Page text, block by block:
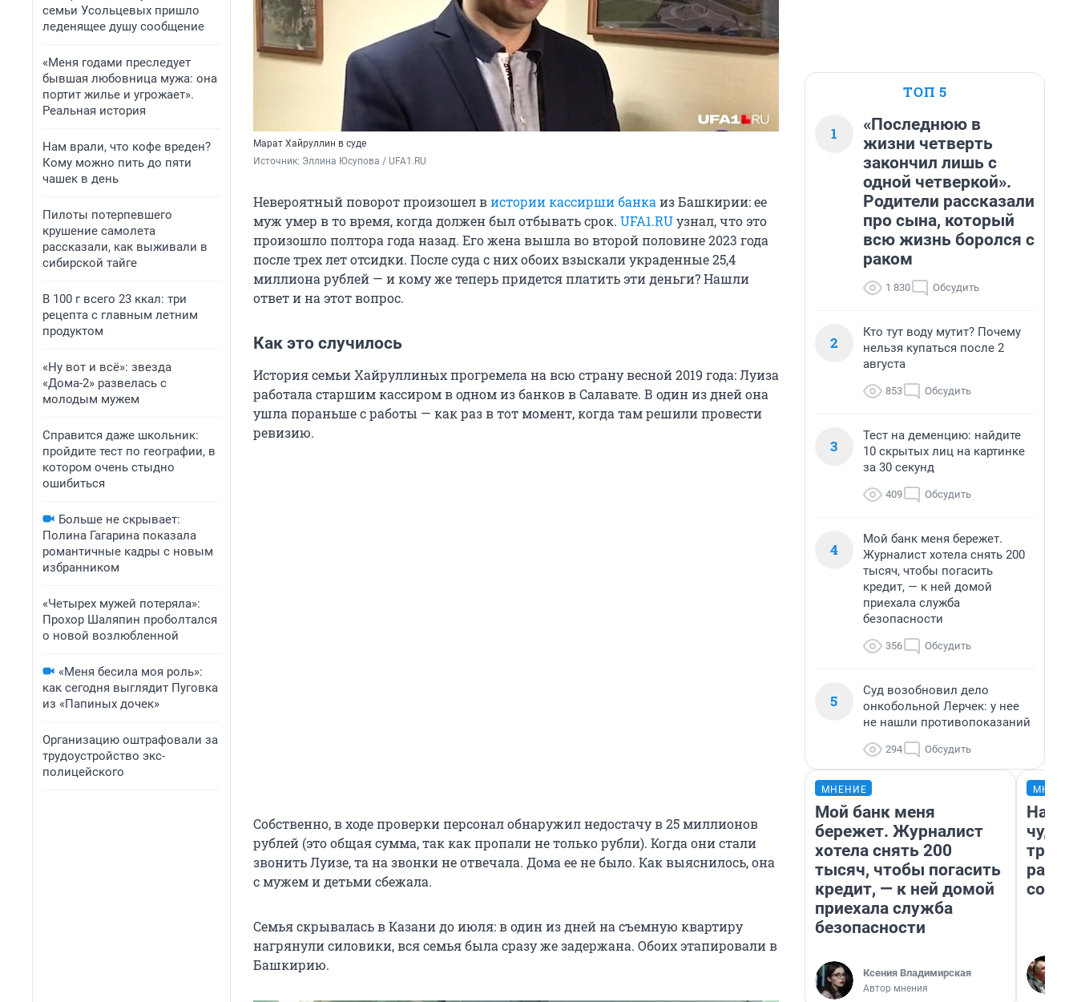
семьи Усольцевых пришло
леденящее душу сообщение
«Меня годами преследует
бывшая любовница мужа: она
портит жилье и угрожает».
Реальная история
Нам врали, что кофе вреден?
Кому можно пить до пяти
чашек в день
Пилоты потерпевшего
крушение самолета
рассказали, как выживали в
сибирской тайге
В 100 г всего 23 ккал: три
рецепта с главным летним
продуктом
«Ну вот и всё»: звезда
«Дома-2» развелась с
молодым мужем
Справится даже школьник:
пройдите тест по географии, в
котором очень стыдно
ошибиться
Больше не скрывает:
Полина Гагарина показала
романтичные кадры с новым
избранником
«Четырех мужей потеряла»:
Прохор Шаляпин проболтался
о новой возлюбленной
«Меня бесила моя роль»:
как сегодня выглядит Пуговка
из «Папиных дочек»
Организацию оштрафовали за
трудоустройство экс-
полицейского
Марат Хайруллин в суде
Источник: Эллина Юсупова / UFA1.RU
Невероятный поворот произошел вистории кассирши банка из Башкирии: ее
муж умер в то время, когда должен был отбывать срок. UFA1.RUузнал, что это
произошло полтора года назад. Его жена вышла во второй половине 2023 года
после трех лет отсидки. После суда с них обоих взыскали украденные 25,4
миллиона рублей — и кому же теперь придется платить эти деньги? Нашли
ответ и на этот вопрос.
Как это случилось
История семьи Хайруллиных прогремела на всю страну весной 2019 года: Луиза
работала старшим кассиром в одном из банков в Салавате. В один из дней она
ушла пораньше с работы — как раз в тот момент, когда там решили провести
ревизию.
Собственно, в ходе проверки персонал обнаружил недостачу в 25 миллионов
рублей (это общая сумма, так как пропали не только рубли). Когда они стали
звонить Луизе, та на звонки не отвечала. Дома ее не было. Как выяснилось, она
с мужем и детьми сбежала.
Семья скрывалась в Казани до июля: в один из дней на съемную квартиру
нагрянули силовики, вся семья была сразу же задержана. Обоих этапировали в
Башкирию.
ТОП 5
1
«Последнюю в
жизни четверть
закончил лишь с
одной четверкой».
Родители рассказали
про сына, который
всю жизнь боролся с
раком
1 830 Обсудить
2
Кто тут воду мутит? Почему
нельзя купаться после 2
августа
853 Обсудить
3
Тест на деменцию: найдите
10 скрытых лиц на картинке
за 30 секунд
409 Обсудить
4
Мой банк меня бережет.
Журналист хотела снять 200
тысяч, чтобы погасить
кредит, — к ней домой
приехала служба
безопасности
356 Обсудить
5
Суд возобновил дело
онкобольной Лерчек: у нее
не нашли противопоказаний
294 Обсудить
МНЕНИЕ
Мой банк меня
бережет. Журналист
хотела снять 200
тысяч, чтобы погасить
кредит, — к ней домой
приехала служба
безопасности
Ксения Владимирская
Автор мнения